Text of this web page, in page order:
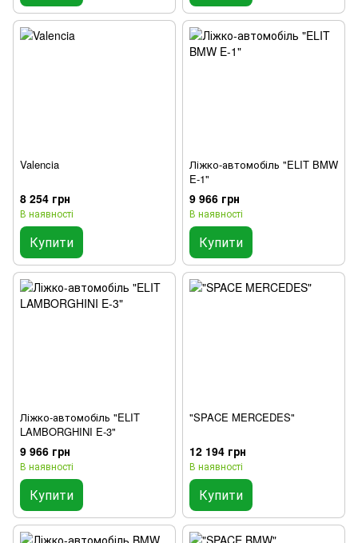
Valencia
8 254 грн
В наявності
Купити
Ліжко-автомобіль "ELIT BMW
E-1"
9 966 грн
В наявності
Купити
Ліжко-автомобіль "ELIT
LAMBORGHINI E-3"
9 966 грн
В наявності
Купити
"SPACE MERCEDES"
12 194 грн
В наявності
Купити